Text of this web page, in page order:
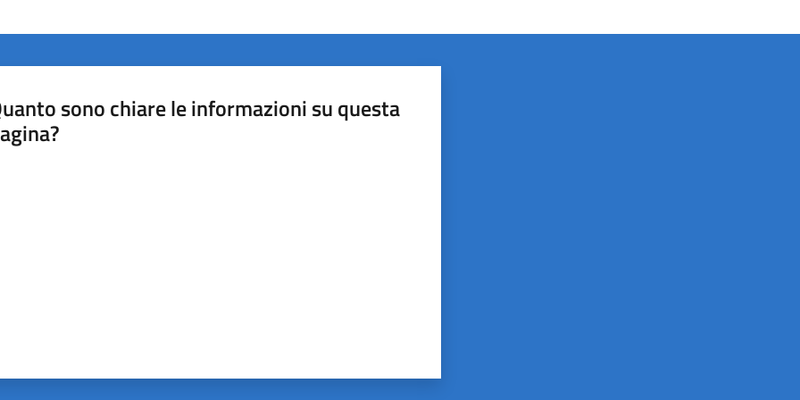
sono chiare le informazioni su questa